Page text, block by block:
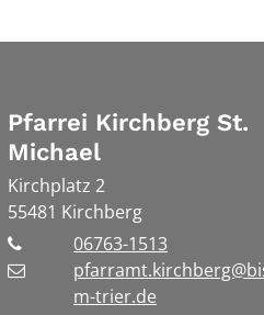
Pfarrei Kirchberg St.
Michael
Kirchplatz 2
55481 Kirchberg
06763-1513
m-trier.de